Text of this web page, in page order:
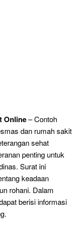
Online– Contoh
dan rumah sakit
sehat
penting untuk
Surat ini
keadaan
rohani. Dalam
berisi informasi